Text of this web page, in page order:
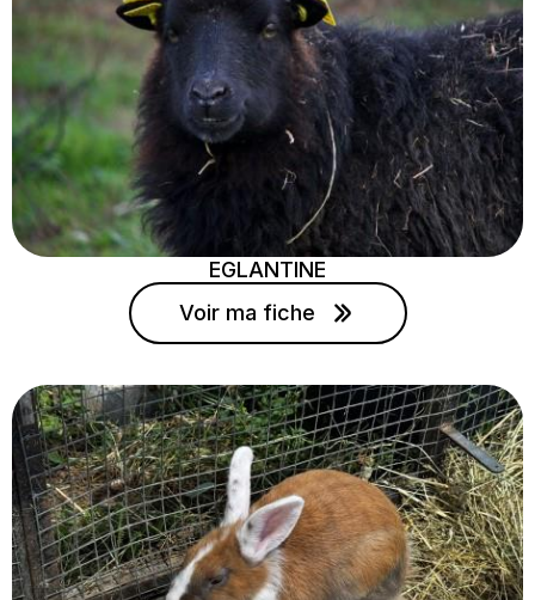
EGLANTINE
Voir ma fiche